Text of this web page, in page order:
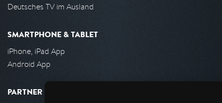
Deutsches TV im Ausland
SMARTPHONE & TABLET
iPhone, iPad App
Android App
PARTNER